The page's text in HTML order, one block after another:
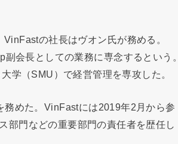
の社長はヴオン氏が務める。
会長としての業務に専念するという。
学（SMU）で経営管理を専攻した。
めた。VinFastには2019年2月から参
部門などの重要部門の責任者を歴任し